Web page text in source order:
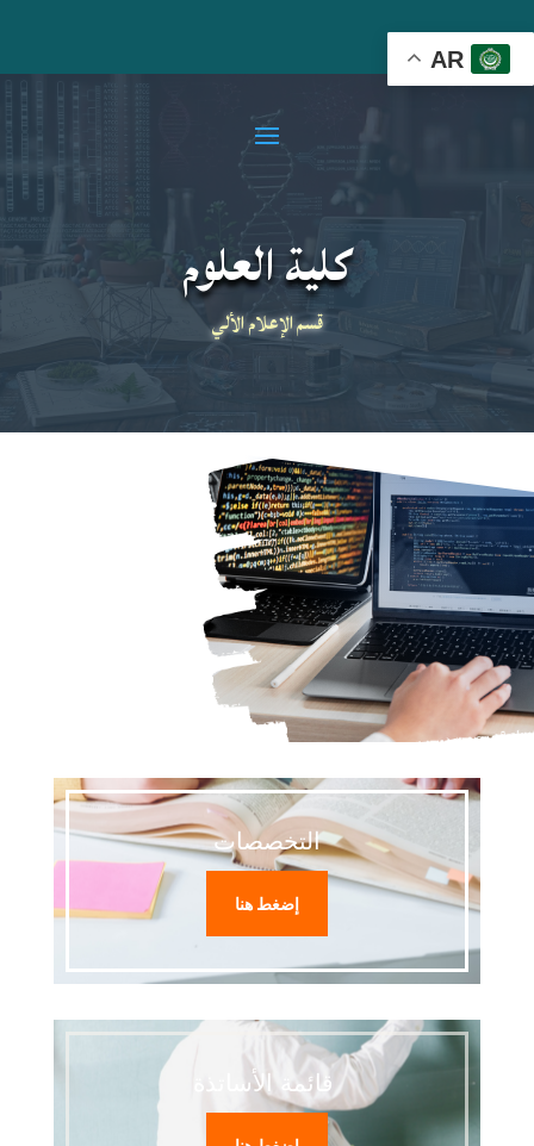
AR
كلية العلوم
قسم الإعلام الألي
التخصصات
إضغط هنا
قائمة الأساتذة